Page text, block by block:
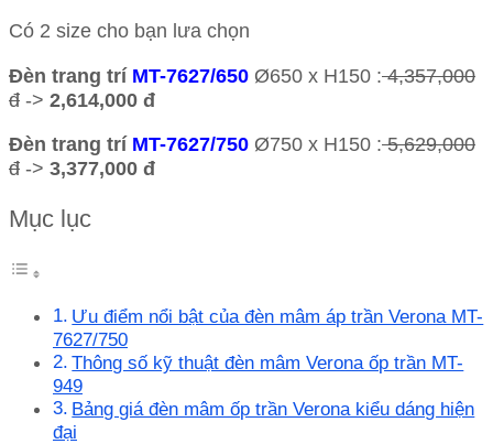
Có 2 size cho bạn lưa chọn
Đèn trang trí MT-7627/650 Ø650 x H150 :4,357,000
đ -> 2,614,000 đ
Đèn trang trí MT-7627/750 Ø750 x H150 :5,629,000
đ -> 3,377,000 đ
Mục lục
Ưu điểm nổi bật của đèn mâm áp trần Verona MT-
7627/750
Thông số kỹ thuật đèn mâm Verona ốp trần MT-
949
Bảng giá đèn mâm ốp trần Verona kiểu dáng hiện
đại